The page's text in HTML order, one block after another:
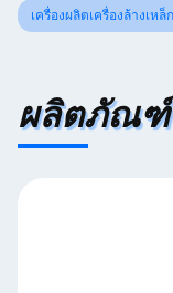
เครื่องผลิตเครื่องล้างเหล็ก
ผลิตภัณฑ์